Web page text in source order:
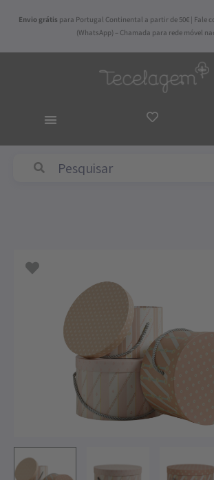
Envio grátis para Portugal Continental a partir de 50€ | Fale
(WhatsApp) – Chamada para rede móvel